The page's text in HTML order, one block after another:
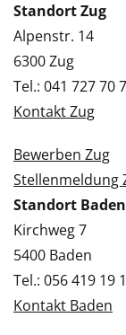
Standort Zug
Alpenstr. 14
6300 Zug
Tel.: 041 727 70
Kontakt Zug
Bewerben Zug
Stellenmeldung
Standort Baden
Kirchweg 7
5400 Baden
Tel.: 056 419 19
Kontakt Baden